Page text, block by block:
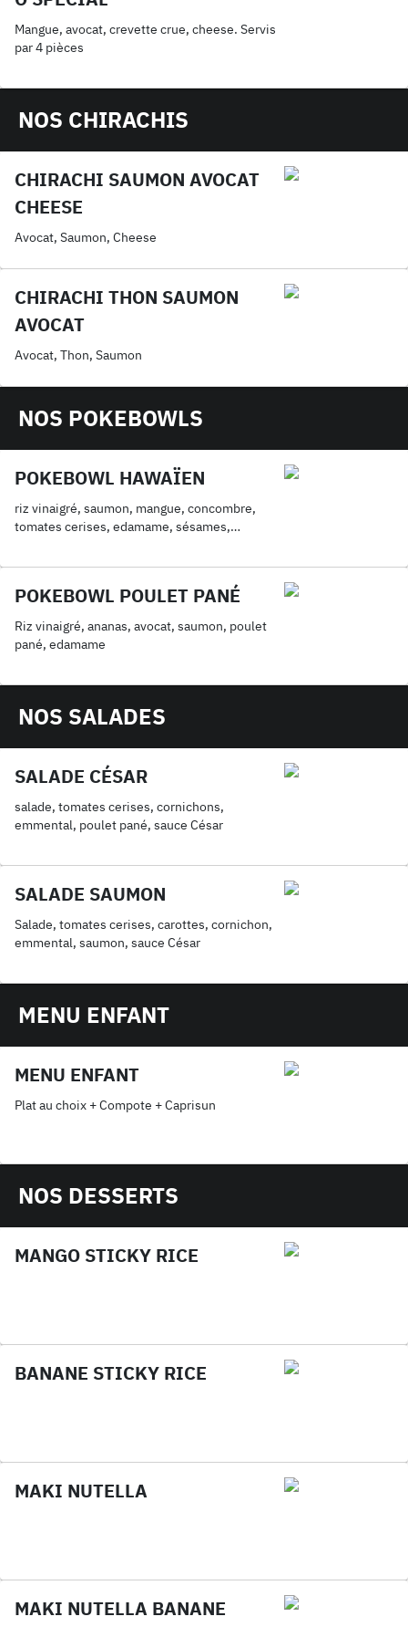
Mangue, avocat, crevette crue, cheese. Servis
par 4 pièces
NOS CHIRACHIS
CHIRACHI SAUMON AVOCAT
CHEESE
Avocat, Saumon, Cheese
CHIRACHI THON SAUMON
AVOCAT
Avocat, Thon, Saumon
NOS POKEBOWLS
POKEBOWL HAWAÏEN
riz vinaigré, saumon, mangue, concombre,
tomates cerises, edamame, sésames,
POKEBOWL POULET PANÉ
Riz vinaigré, ananas, avocat, saumon, poulet
pané, edamame
NOS SALADES
SALADE CÉSAR
salade, tomates cerises, cornichons,
emmental, poulet pané, sauce César
SALADE SAUMON
Salade, tomates cerises, carottes, cornichon,
emmental, saumon, sauce César
MENU ENFANT
MENU ENFANT
Plat au choix + Compote + Caprisun
NOS DESSERTS
MANGO STICKY RICE
BANANE STICKY RICE
MAKI NUTELLA
MAKI NUTELLA BANANE